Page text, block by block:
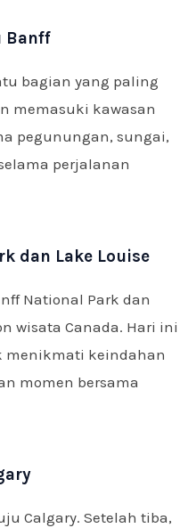
Banff
bagian yang paling
memasuki kawasan
pegunungan, sungai,
perjalanan
dan Lake Louise
National Park dan
wisata Canada. Hari ini
menikmati keindahan
momen bersama
Calgary. Setelah tiba,